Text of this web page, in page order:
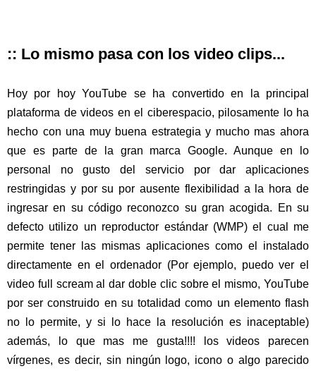
:: Lo mismo pasa con los video clips...
Hoy por hoy YouTube se ha convertido en la principal
plataforma de videos en el ciberespacio, pilosamente lo ha
hecho con una muy buena estrategia y mucho mas ahora
que es parte de la gran marca Google. Aunque en lo
personal no gusto del servicio por dar aplicaciones
restringidas y por su por ausente flexibilidad a la hora de
ingresar en su código reconozco su gran acogida. En su
defecto utilizo un reproductor estándar (WMP) el cual me
permite tener las mismas aplicaciones como el instalado
directamente en el ordenador (Por ejemplo, puedo ver el
video full scream al dar doble clic sobre el mismo, YouTube
por ser construido en su totalidad como un elemento flash
no lo permite, y si lo hace la resolución es inaceptable)
además, lo que mas me gusta!!!! los videos parecen
vírgenes, es decir, sin ningún logo, icono o algo parecido